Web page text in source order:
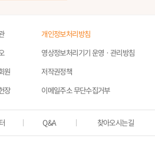
원
장
개인정보처리방침
영상정보처리기기 운영ㆍ관리방침
저작권정책
이메일주소 무단수집거부
Q&A 찾아오시는길